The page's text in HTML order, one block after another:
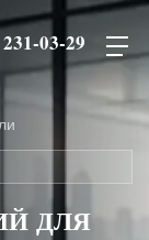
231-03-29
ДЛЯ